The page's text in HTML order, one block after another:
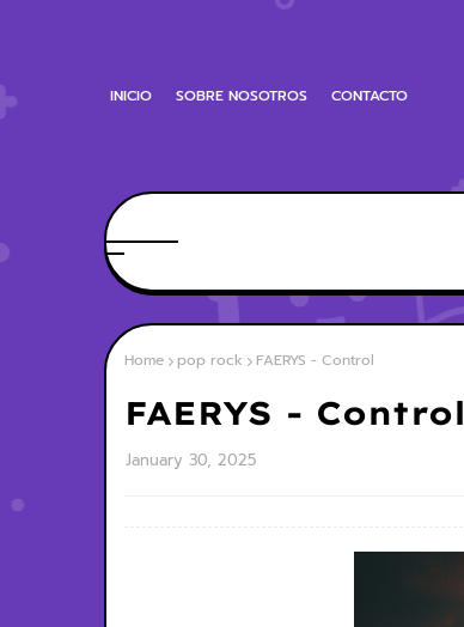
INICIO SOBRE NOSOTROS CONTACTO
Home pop rock FAERYS - Control
FAERYS - Control
January 30, 2025